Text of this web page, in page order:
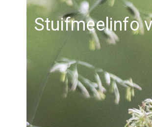
Stuifmeelinfo